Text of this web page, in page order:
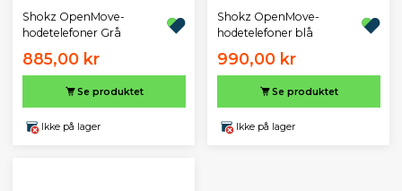
Shokz OpenMove-
hodetelefoner Grå
885,00 kr
Se produktet
Ikke på lager
Shokz OpenMove-
hodetelefoner blå
990,00 kr
Se produktet
Ikke på lager